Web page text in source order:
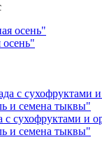
с сухофруктами и
и семена тыквы"